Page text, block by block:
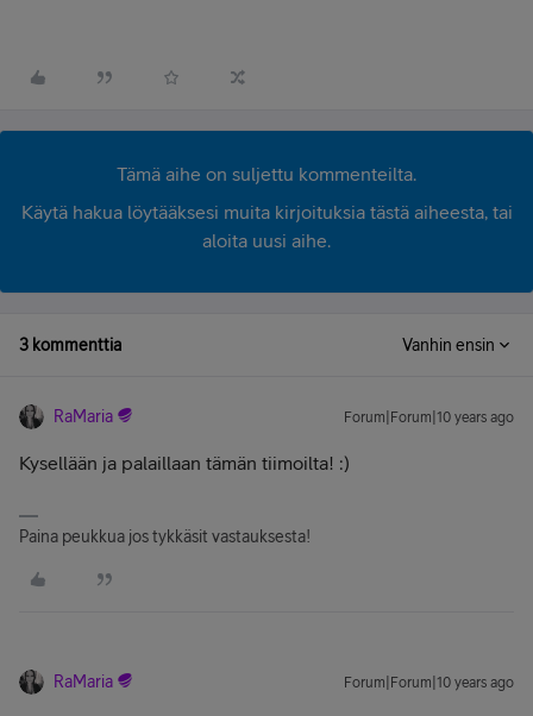
Tämä aihe on suljettu kommenteilta.
Käytä hakua löytääksesi muita kirjoituksia tästä aiheesta, tai
aloita uusi aihe.
3 kommenttia Vanhin ensin
RaMaria Forum|Forum|10 years ago
Kysellään ja palaillaan tämän tiimoilta! :)
Paina peukkua jos tykkäsit vastauksesta!
RaMaria Forum|Forum|10 years ago